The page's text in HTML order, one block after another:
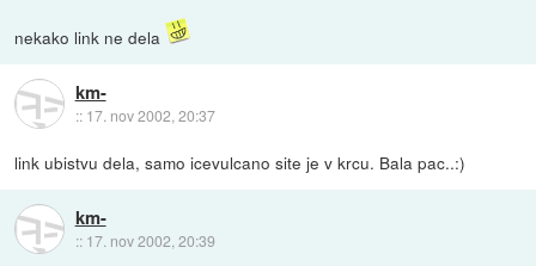
nekako link ne dela
km-
:: 17. nov 2002, 20:37
link ubistvu dela, samo icevulcano site je v krcu. Bala pac..:)
km-
:: 17. nov 2002, 20:39